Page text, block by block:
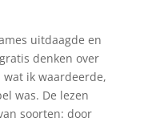
uitdaagde en
denken over
ik waardeerde,
was. De lezen
soorten: door